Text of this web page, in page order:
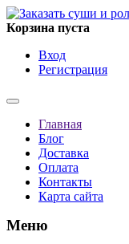
Корзина пуста
Вход
Регистрация
Главная
Блог
Доставка
Оплата
Контакты
Карта сайта
Меню